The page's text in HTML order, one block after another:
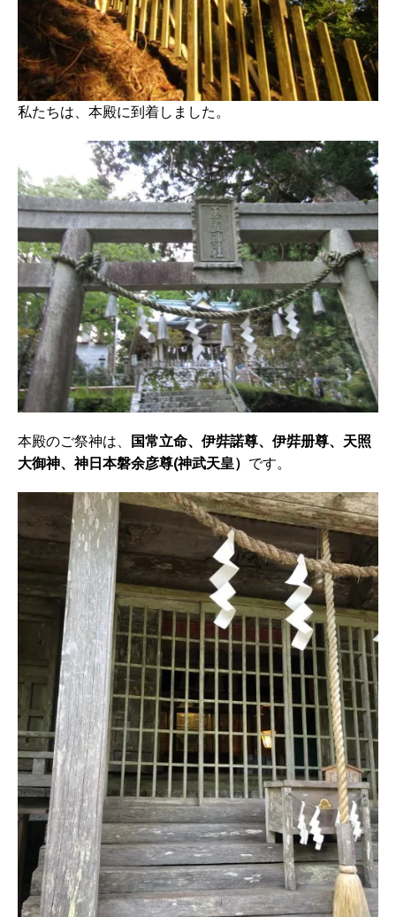
私たちは、本殿に到着しました。
本殿のご祭神は、 国常立命、伊弉諾尊、伊弉册尊、天照
大御神、神日本磐余彦尊(神武天皇） です。